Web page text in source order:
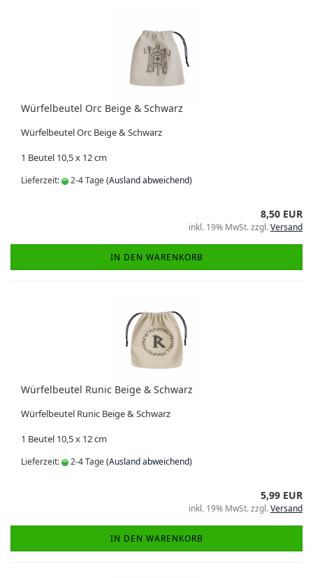
Würfelbeutel Orc Beige & Schwarz
Würfelbeutel Orc Beige & Schwarz
1 Beutel 10,5 x 12 cm
Lieferzeit: 2-4 Tage(Ausland abweichend)
8,50 EUR
inkl. 19% MwSt. zzgl.Versand
IN DEN WARENKORB
Würfelbeutel Runic Beige & Schwarz
Würfelbeutel Runic Beige & Schwarz
1 Beutel 10,5 x 12 cm
Lieferzeit: 2-4 Tage(Ausland abweichend)
5,99 EUR
inkl. 19% MwSt. zzgl.Versand
IN DEN WARENKORB